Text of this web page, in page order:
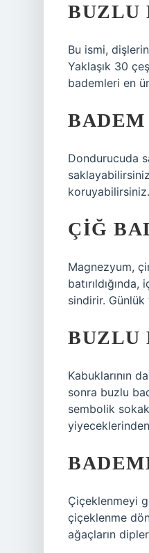
BUZLU
Bu ismi,
Yaklaşık 30
bademleri en
BADEM
Dondurucuda
koruyabilirsiniz.
ÇIĞ
Magnezyum,
sindirir. Günlük
BUZLU
Kabuklarının
sonra buzlu
sembolik
Çiçeklenmeyi
çiçeklenme
ağaçların